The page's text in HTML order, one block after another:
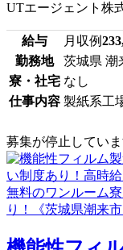
UTエージェント株
給与 月収例
勤務地
茨城県 潮
寮・社宅 なし
仕事内容 製紙系工
募集が停止してい